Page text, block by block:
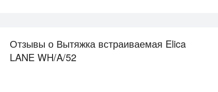
Отзывы о Вытяжка встраиваемая Elica
LANE WH/A/52